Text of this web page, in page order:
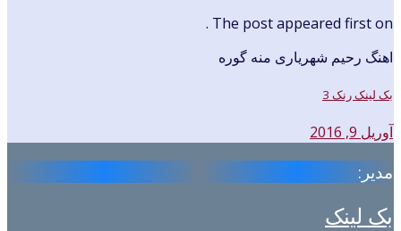
The post appeared first on .
اهنگ رحیم شهریاری منه گوره
بک لینک رنک 3
آوریل 9, 2016
مدیر:
بک لینک